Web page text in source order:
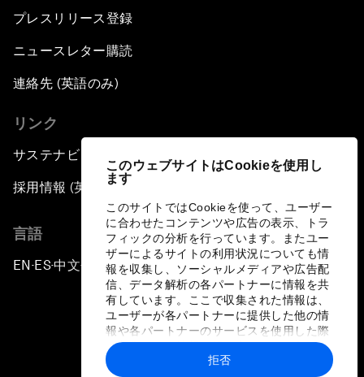
このウェブサイトはCookieを使用し
ます
このサイトではCookieを使って、ユーザー
に合わせたコンテンツや広告の表示、トラ
フィックの分析を行っています。またユー
ザーによるサイトの利用状況についても情
報を収集し、ソーシャルメディアや広告配
信、データ解析の各パートナーに情報を共
有しています。ここで収集された情報は、
ユーザーが各パートナーに提供した他の情
報や各パートナーのサービスを使用した際
に収集された情報と組み合わされ、各パー
トナーによって使用されることがありま
拒否
プレスリリース登録
ニュースレター購読
連絡先 (英語のみ)
リンク
サステナビリティへの取り組み
採用情報 (英語のみ)
言語
EN ▪ES▪中文▪ 日本語